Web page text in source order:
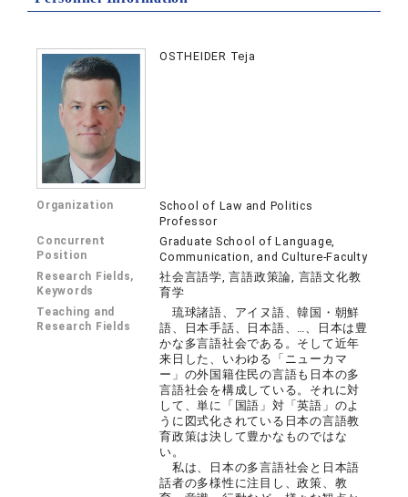
OSTHEIDER Teja
Organization
School of Law and Politics
Professor
Concurrent
Position
Graduate School of Language,
Communication, and Culture-Faculty
Research Fields,
Keywords
社会言語学, 言語政策論, 言語文化教
育学
Teaching and
Research Fields
琉球諸語、アイヌ語、韓国・朝鮮
語、日本手話、日本語、…、日本は豊
かな多言語社会である。そして近年
来日した、いわゆる「ニューカマ
ー」の外国籍住民の言語も日本の多
言語社会を構成している。それに対
して、単に「国語」対「英語」のよ
うに図式化されている日本の言語教
育政策は決して豊かなものではな
い。
私は、日本の多言語社会と日本語
話者の多様性に注目し、政策、教